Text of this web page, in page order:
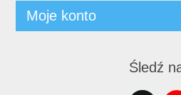
Moje konto
Śledź